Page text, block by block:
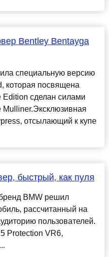
Bentley Bentayga
специальную версию
которая посвящена
Edition сделан силами
Mulliner.Эксклюзивная
отсылающий к купе
быстрый, как пуля
BMW решил
рассчитанный на
пользователей.
Protection VR6,